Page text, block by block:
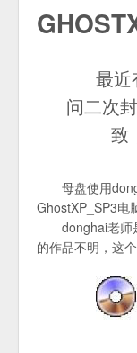
最近有
问二次
致
母盘使用
GhostXP_SP3电
donghai老师
的作品不明，这